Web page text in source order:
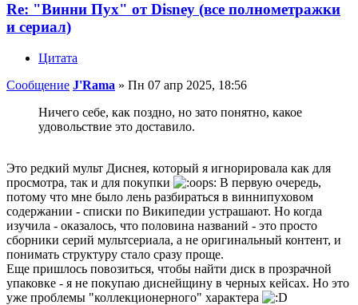
Re: "Винни Пух" от Disney (все полнометражки
и сериал)
Цитата
Сообщение J'Rama » Пн 07 апр 2025, 18:56
Ничего себе, как поздно, но зато понятно, какое
удовольствие это доставило.
Это редкий мульт Диснея, который я игнорировала как для
просмотра, так и для покупки
В первую очередь,
потому что мне было лень разбираться в виннипуховом
содержании - списки по Википедии устрашают. Но когда
изучила - оказалось, что половина названий - это просто
сборники серий мультсериала, а не оригинальный контент, и
понимать структуру стало сразу проще.
Еще пришлось повозиться, чтобы найти диск в прозрачной
упаковке - я не покупаю диснейщину в черных кейсах. Но это
уже проблемы "коллекционерного" характера